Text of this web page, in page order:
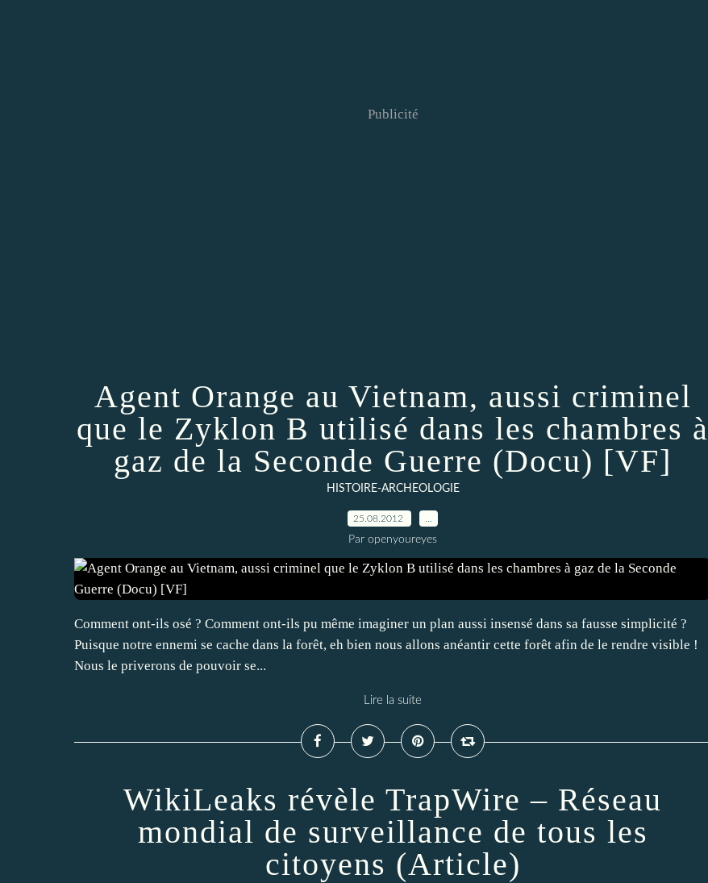
Publicité
Agent Orange au Vietnam, aussi criminel
que le Zyklon B utilisé dans les chambres à
gaz de la Seconde Guerre (Docu) [VF]
HISTOIRE-ARCHEOLOGIE
25.08.2012
Par openyoureyes
Comment ont-ils osé ? Comment ont-ils pu même imaginer un plan aussi insensé dans sa fausse simplicité ?
Puisque notre ennemi se cache dans la forêt, eh bien nous allons anéantir cette forêt afin de le rendre visible !
Nous le priverons de pouvoir se...
Lire la suite
WikiLeaks révèle TrapWire – Réseau
mondial de surveillance de tous les
citoyens (Article)